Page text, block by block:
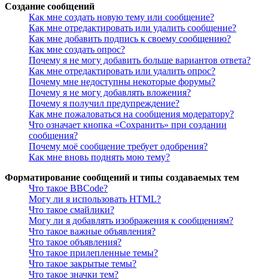
Создание сообщений
Как мне создать новую тему или сообщение?
Как мне отредактировать или удалить сообщение?
Как мне добавить подпись к своему сообщению?
Как мне создать опрос?
Почему я не могу добавить больше вариантов ответа?
Как мне отредактировать или удалить опрос?
Почему мне недоступны некоторые форумы?
Почему я не могу добавлять вложения?
Почему я получил предупреждение?
Как мне пожаловаться на сообщения модератору?
Что означает кнопка «Сохранить» при создании
сообщения?
Почему моё сообщение требует одобрения?
Как мне вновь поднять мою тему?
Форматирование сообщений и типы создаваемых тем
Что такое BBCode?
Могу ли я использовать HTML?
Что такое смайлики?
Могу ли я добавлять изображения к сообщениям?
Что такое важные объявления?
Что такое объявления?
Что такое прилепленные темы?
Что такое закрытые темы?
Что такое значки тем?